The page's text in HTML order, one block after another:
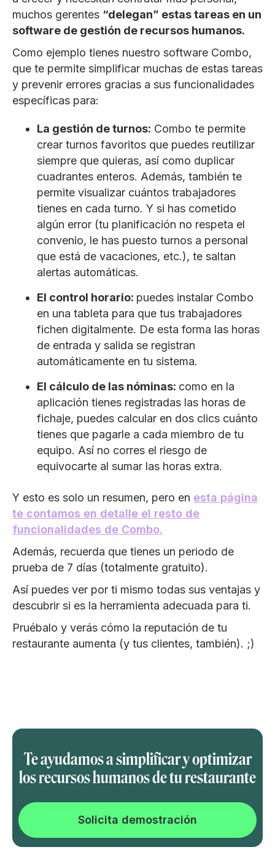
Te ayudamos a simplificar y optimizar
los recursos humanos de tu restaurante
Solicita demostración
muchos gerentes “delegan” estas tareas en un
software de gestión de recursos humanos.
Como ejemplo tienes nuestro software Combo,
que te permite simplificar muchas de estas tareas
y prevenir errores gracias a sus funcionalidades
específicas para:
La gestión de turnos: Combo te permite
crear turnos favoritos que puedes reutilizar
siempre que quieras, así como duplicar
cuadrantes enteros. Además, también te
permite visualizar cuántos trabajadores
tienes en cada turno. Y si has cometido
algún error (tu planificación no respeta el
convenio, le has puesto turnos a personal
que está de vacaciones, etc.), te saltan
alertas automáticas.
El control horario: puedes instalar Combo
en una tableta para que tus trabajadores
fichen digitalmente. De esta forma las horas
de entrada y salida se registran
automáticamente en tu sistema.
El cálculo de las nóminas: como en la
aplicación tienes registradas las horas de
fichaje, puedes calcular en dos clics cuánto
tienes que pagarle a cada miembro de tu
equipo. Así no corres el riesgo de
equivocarte al sumar las horas extra.
Y esto es solo un resumen, pero en esta página
te contamos en detalle el resto de
funcionalidades de Combo.
Además, recuerda que tienes un periodo de
prueba de 7 días (totalmente gratuito).
Así puedes ver por ti mismo todas sus ventajas y
descubrir si es la herramienta adecuada para ti.
Pruébalo y verás cómo la reputación de tu
restaurante aumenta (y tus clientes, también). ;)